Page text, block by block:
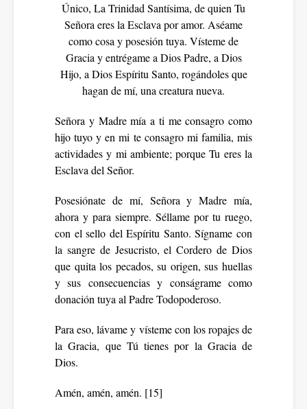
Único, La Trinidad Santísima, de quien Tu
Señora eres la Esclava por amor. Aséame
como cosa y posesión tuya. Vísteme de
Gracia y entrégame a Dios Padre, a Dios
Hijo, a Dios Espíritu Santo, rogándoles que
hagan de mí, una creatura nueva.
Señora y Madre mía a ti me consagro como
hijo tuyo y en mi te consagro mi familia, mis
actividades y mi ambiente; porque Tu eres la
Esclava del Señor.
Posesiónate de mí, Señora y Madre mía,
ahora y para siempre. Séllame por tu ruego,
con el sello del Espíritu Santo. Sígname con
la sangre de Jesucristo, el Cordero de Dios
que quita los pecados, su origen, sus huellas
y sus consecuencias y conságrame como
donación tuya al Padre Todopoderoso.
Para eso, lávame y vísteme con los ropajes de
la Gracia, que Tú tienes por la Gracia de
Dios.
Amén, amén, amén. [15]